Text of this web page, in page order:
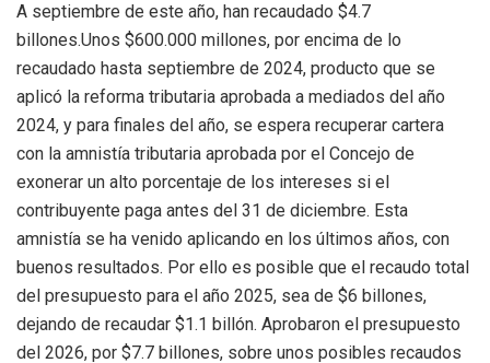
A septiembre de este año, han recaudado $4.7
billones.Unos $600.000 millones, por encima de lo
recaudado hasta septiembre de 2024, producto que se
aplicó la reforma tributaria aprobada a mediados del año
2024, y para finales del año, se espera recuperar cartera
con la amnistía tributaria aprobada por el Concejo de
exonerar un alto porcentaje de los intereses si el
contribuyente paga antes del 31 de diciembre. Esta
amnistía se ha venido aplicando en los últimos años, con
buenos resultados. Por ello es posible que el recaudo total
del presupuesto para el año 2025, sea de $6 billones,
dejando de recaudar $1.1 billón. Aprobaron el presupuesto
del 2026, por $7.7 billones, sobre unos posibles recaudos